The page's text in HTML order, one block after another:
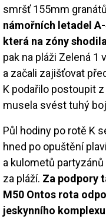
smršť 155mm
námořních letadel
která na zóny
pak na pláži Zelená 1
a začali zajišťovat
K podařilo postoupit
musela svést tuhý
Půl hodiny po rotě K
hned po opuštění
a kulometů
za pláží. Za podpory
M50 Ontos rota
jeskynního komplexu